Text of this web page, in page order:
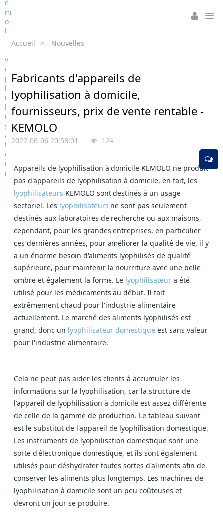
Accueil > Nouvelles
Fabricants d'appareils de
lyophilisation à domicile,
fournisseurs, prix de vente rentable -
KEMOLO
2022-06-06 20:58:01 124
Appareils de lyophilisation à domicile KEMOLO ne produit
pas d'appareils de lyophilisation à domicile, en fait, les
lyophilisateurs KEMOLO sont destinés à un usage
sectoriel. Les lyophilisateurs ne sont pas seulement
destinés aux laboratoires de recherche ou aux maisons,
cependant, pour les grandes entreprises, en particulier
ces dernières années, pour améliorer la qualité de vie, il y
a un énorme besoin d'aliments lyophilisés de qualité
supérieure, pour maintenir la nourriture avec une belle
ombre et également la forme. Le lyophilisateur a été
utilisé pour les médicaments au début. Il fait
extrêmement chaud pour l'industrie alimentaire
actuellement. Le marché des aliments lyophilisés est
grand, donc un lyophilisateur domestique est sans valeur
pour l'industrie alimentaire.
Cela ne peut pas aider les clients à accumuler les
informations sur la lyophilisation, car la structure de
l'appareil de lyophilisation à domicile est assez différente
de celle de la gamme de production. Le tableau suivant
est le substitut de l'appareil de lyophilisation domestique.
Les instruments de lyophilisation domestique sont une
sorte d'électronique domestique, et ils sont également
utilisés pour déshydrater toutes sortes d'aliments afin de
conserver les aliments plus longtemps. Les machines de
lyophilisation à domicile sont un peu coûteuses et
devront un jour se produire.